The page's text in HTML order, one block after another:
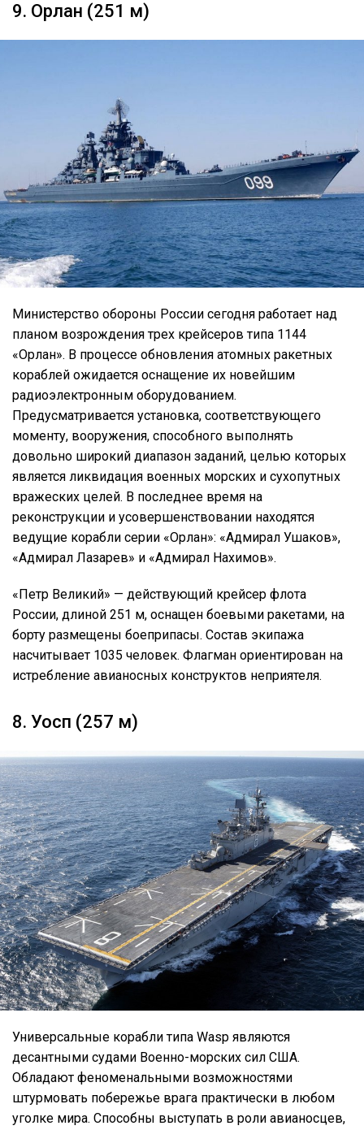
9. Орлан (251 м)
Министерство обороны России сегодня работает над
планом возрождения трех крейсеров типа 1144
«Орлан». В процессе обновления атомных ракетных
кораблей ожидается оснащение их новейшим
радиоэлектронным оборудованием.
Предусматривается установка, соответствующего
моменту, вооружения, способного выполнять
довольно широкий диапазон заданий, целью которых
является ликвидация военных морских и сухопутных
вражеских целей. В последнее время на
реконструкции и усовершенствовании находятся
ведущие корабли серии «Орлан»: «Адмирал Ушаков»,
«Адмирал Лазарев» и «Адмирал Нахимов».
«Петр Великий» — действующий крейсер флота
России, длиной 251 м, оснащен боевыми ракетами, на
борту размещены боеприпасы. Состав экипажа
насчитывает 1035 человек. Флагман ориентирован на
истребление авианосных конструктов неприятеля.
8. Уосп (257 м)
Универсальные корабли типа Wasp являются
десантными судами Военно-морских сил США.
Обладают феноменальными возможностями
штурмовать побережье врага практически в любом
уголке мира. Способны выступать в роли авианосцев,